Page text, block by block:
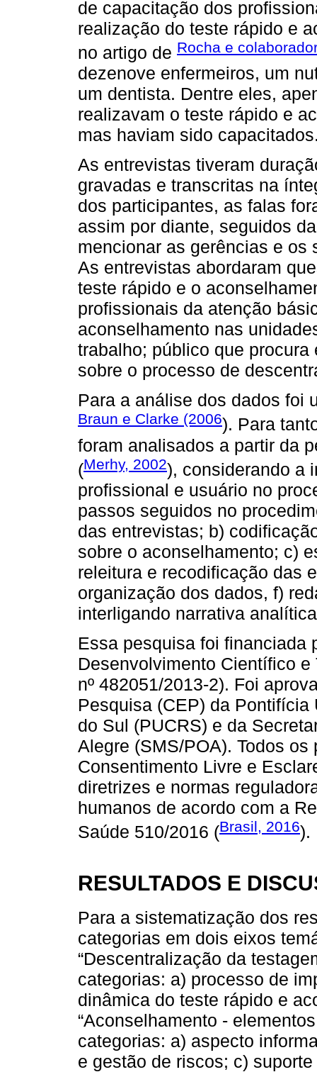
de capacitação dos
realização do teste rápido e
no artigo de Rocha e
dezenove enfermeiros, um
um dentista. Dentre eles,
realizavam o teste rápido e
mas haviam sido
As entrevistas tiveram
gravadas e transcritas na
dos participantes, as falas
assim por diante, seguidos
mencionar as gerências e os
As entrevistas abordaram
teste rápido e o
profissionais da atenção
aconselhamento nas
trabalho; público que
sobre o processo de
Para a análise dos dados foi
Braun e Clarke (2006). Para
foram analisados a partir da
(Merhy, 2002), considerando a
profissional e usuário no
passos seguidos no
das entrevistas; b)
sobre o aconselhamento; c)
releitura e recodificação das
organização dos dados, f)
interligando narrativa
Essa pesquisa foi financiada
Desenvolvimento Científico
nº 482051/2013-2). Foi
Pesquisa (CEP) da
do Sul (PUCRS) e da
Alegre (SMS/POA). Todos
Consentimento Livre e
diretrizes e normas
humanos de acordo com a
Saúde 510/2016 (Brasil, 2016).
RESULTADOS E
Para a sistematização dos
categorias em dois eixos
“Descentralização da
categorias: a) processo de
dinâmica do teste rápido e
“Aconselhamento -
categorias: a) aspecto
e gestão de riscos; c)